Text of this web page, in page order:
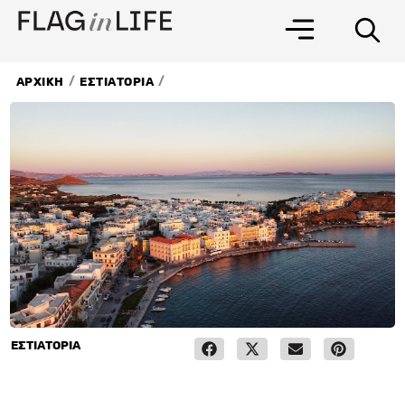
Μετάβαση
στο
ΑΡΧΙΚΗ / ΕΣΤΙΑΤΟΡΙΑ /
ΕΣΤΙΑΤΟΡΙΑ